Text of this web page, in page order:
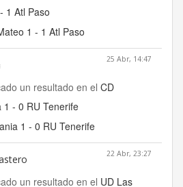
1 Atl Paso
1 - 1 Atl Paso
25 Abr, 14:47
un resultado en el CD
1 - 0 RU Tenerife
1 - 0 RU Tenerife
22 Abr, 23:27
un resultado en el UD Las